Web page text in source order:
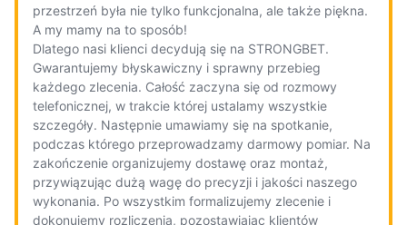
przestrzeń była nie tylko funkcjonalna, ale także piękna.
A my mamy na to sposób!
Dlatego nasi klienci decydują się na STRONGBET.
Gwarantujemy błyskawiczny i sprawny przebieg
każdego zlecenia. Całość zaczyna się od rozmowy
telefonicznej, w trakcie której ustalamy wszystkie
szczegóły. Następnie umawiamy się na spotkanie,
podczas którego przeprowadzamy darmowy pomiar. Na
zakończenie organizujemy dostawę oraz montaż,
przywiązując dużą wagę do precyzji i jakości naszego
wykonania. Po wszystkim formalizujemy zlecenie i
dokonujemy rozliczenia, pozostawiając klientów